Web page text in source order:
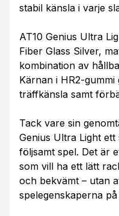
stabil känsla i varje
AT10 Genius Ultra
Fiber Glass Silver,
kombination av
Kärnan i HR2-
träffkänsla samt
Tack vare sin
Genius Ultra Light
följsamt spel. Det är
som vill ha ett lätt
och bekvämt – utan
spelegenskaperna